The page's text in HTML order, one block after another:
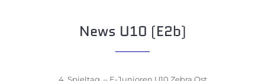
News U10 (E2b)